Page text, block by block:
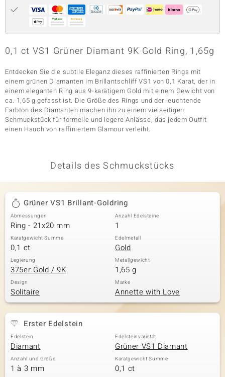
Classics
0,1 ct VS1 Grüner Diamant 9K Gold Ring, 1,65g
Entdecken Sie die subtile Eleganz dieses raffinierten Rings mit
einem grünen Diamanten im Brillantschliff VS1 von 0,1 Karat, der in
einem eleganten Ring aus 9-karätigem Gold mit einem Gewicht von
ca. 1,65 g gefasst ist. Die Größe des Rings und der leuchtende
Farbton des Diamanten machen ihn zu einem vielseitigen
Schmuckstück für formelle und legere Anlässe, das jedem Outfit
einen Hauch von raffiniertem Glamour verleiht.
Details des Schmuckstücks
Grüner VS1 Brillant-Goldring
Abmessungen
Ring - 21x20 mm
Anzahl Edelsteine
1
Karatgewicht Summe
0,1 ct
Edelmetall
Gold
Legierung
375er Gold / 9K
Metallgewicht
1,65 g
Design
Solitaire
Marke
Annette with Love
Erster Edelstein
Edelstein
Diamant
Edelsteinvarietät
Grüner VS1 Diamant
Anzahl und Größe
1 à 3 mm
Karatgewicht Summe
0,1 ct